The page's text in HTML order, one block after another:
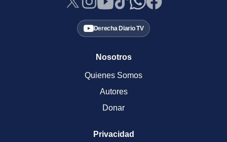
Derecha Diario TV
Nosotros
Quienes Somos
Autores
Donar
Privacidad